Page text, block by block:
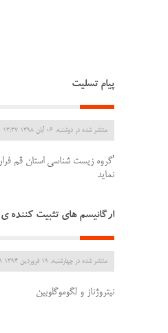
پیام تسلیت
منتشر شده در دوشنبه, 06 آبان 1398 13:37
'گروه زیست شناسی استان قم
نماید
ارگانیسم های تثبیت کننده
منتشر شده در چهارشنبه, 19 فروردين 1394 09:59
نیتروژناز و لگوموگلوبین